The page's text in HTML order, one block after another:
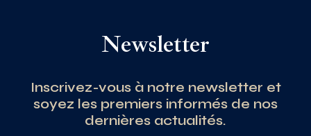
Newsletter
Inscrivez-vous à notre newsletter et
soyez les premiers informés de nos
dernières actualités.